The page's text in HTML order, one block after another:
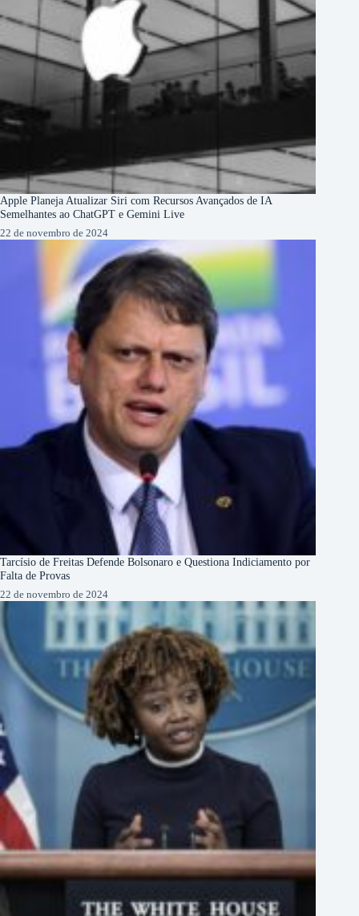
Apple Planeja Atualizar Siri com Recursos Avançados de IA
Semelhantes ao ChatGPT e Gemini Live
22 de novembro de 2024
Tarcísio de Freitas Defende Bolsonaro e Questiona Indiciamento por
Falta de Provas
22 de novembro de 2024